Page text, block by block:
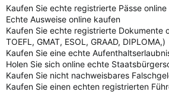
Kaufen Sie echte registrierte Pässe online
Echte Ausweise online kaufen
Kaufen Sie echte registrierte Dokumente
TOEFL, GMAT, ESOL, GRAAD, DIPLOMA,)
Kaufen Sie eine echte
Holen Sie sich online echte
Kaufen Sie nicht nachweisbares
Kaufen Sie einen echten registrierten